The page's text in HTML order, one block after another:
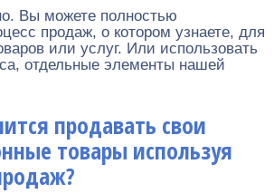
Вы можете полностью
продаж, о котором узнаете, для
или услуг. Или использовать
отдельные элементы нашей
продавать свои
товары используя